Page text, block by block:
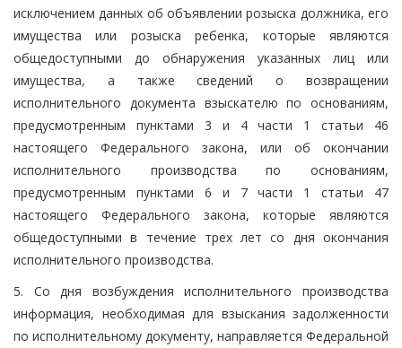
исключением данных об объявлении розыска должника, его
имущества или розыска ребенка, которые являются
общедоступными до обнаружения указанных лиц или
имущества, а также сведений о возвращении
исполнительного документа взыскателю по основаниям,
предусмотренным пунктами 3 и 4 части 1 статьи 46
настоящего Федерального закона, или об окончании
исполнительного производства по основаниям,
предусмотренным пунктами 6 и 7 части 1 статьи 47
настоящего Федерального закона, которые являются
общедоступными в течение трех лет со дня окончания
исполнительного производства.
5. Со дня возбуждения исполнительного производства
информация, необходимая для взыскания задолженности
по исполнительному документу, направляется Федеральной